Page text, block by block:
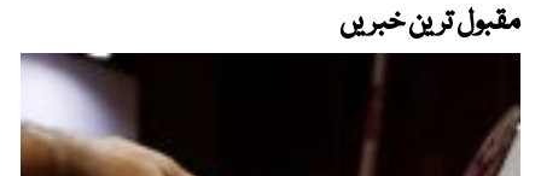
مقبول ترین خبریں